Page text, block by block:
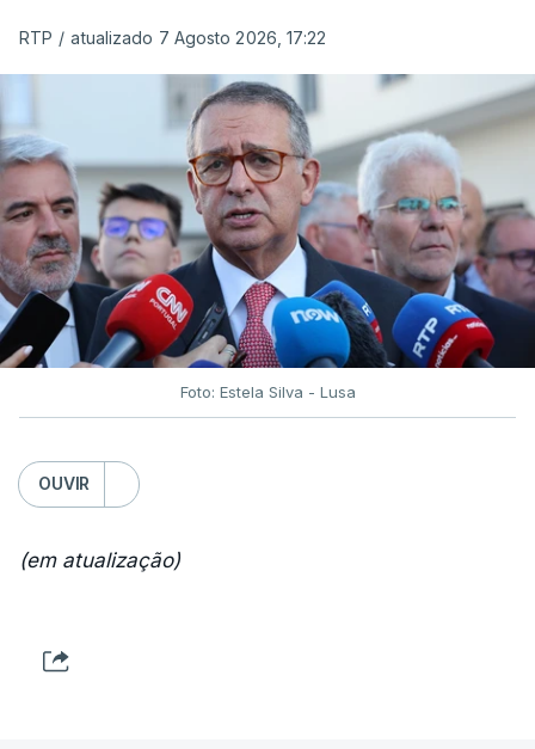
RTP / atualizado 7 Agosto 2026, 17:22
Foto: Estela Silva - Lusa
OUVIR
(em atualização)